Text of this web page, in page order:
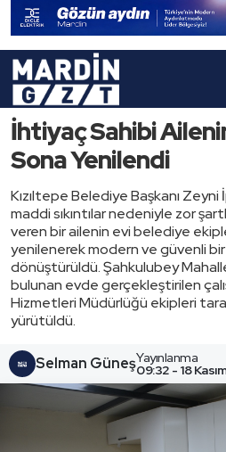
İhtiyaç Sahibi
Sona Yenilendi
Kızıltepe Belediye Başkanı
maddi sıkıntılar nedeniyle zor
veren bir ailenin evi belediye
yenilenerek modern ve güvenli bir
dönüştürüldü. Şahkulubey
bulunan evde gerçekleştirilen
Hizmetleri Müdürlüğü ekipleri
yürütüldü.
Selman GüneşYayınlanma
09:32 - 18